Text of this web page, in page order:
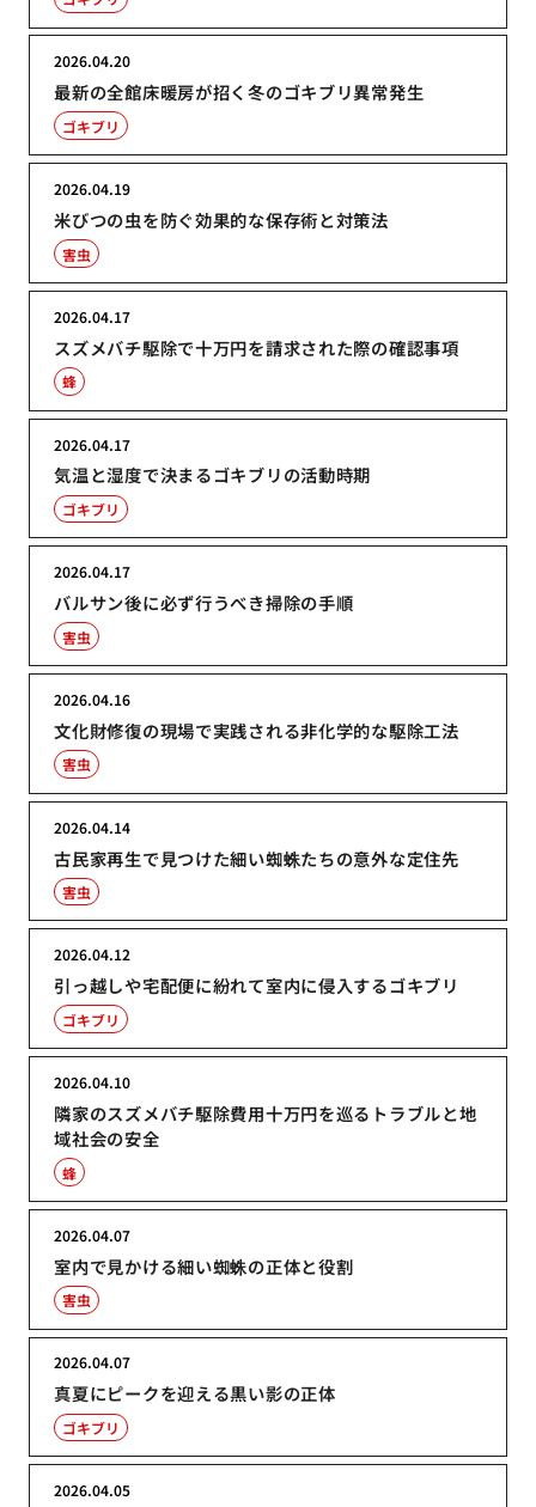
最新の全館床暖房が招く冬のゴキブリ異常発生
2026.04.20
ゴキブリ
米びつの虫を防ぐ効果的な保存術と対策法
2026.04.19
害虫
スズメバチ駆除で十万円を請求された際の確認事項
2026.04.17
蜂
気温と湿度で決まるゴキブリの活動時期
2026.04.17
ゴキブリ
バルサン後に必ず行うべき掃除の手順
2026.04.17
害虫
文化財修復の現場で実践される非化学的な駆除工法
2026.04.16
害虫
古民家再生で見つけた細い蜘蛛たちの意外な定住先
2026.04.14
害虫
引っ越しや宅配便に紛れて室内に侵入するゴキブリ
2026.04.12
ゴキブリ
隣家のスズメバチ駆除費用十万円を巡るトラブルと地
域社会の安全
2026.04.10
蜂
室内で見かける細い蜘蛛の正体と役割
2026.04.07
害虫
真夏にピークを迎える黒い影の正体
2026.04.07
ゴキブリ
2026.04.05